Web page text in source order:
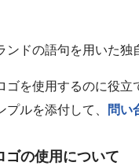
ドの語句を用いた
を使用するのに役
ルを添付して、
問い
ゴの使用について